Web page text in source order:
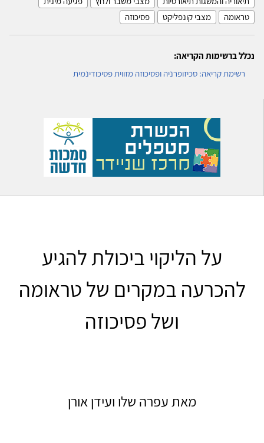
טראומה
מצבי קונפליקט פסיכוזה
נכלל ברשימות הקריאה:
רשימת קריאה: סכיזופרניה ופסיכוזה מזווית פסיכודינמית
על הליקוי ביכולת להגיע
להכרעה במקרים של טראומה
ושל פסיכוזה
מאת עפרה שלו ועידן אורן